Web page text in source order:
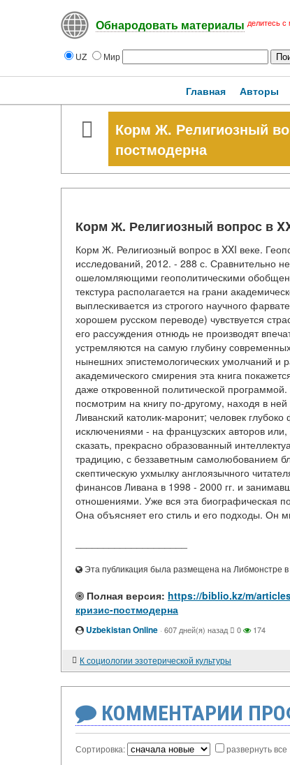
Обнародовать материалы делитесь с
UZ Мир
Главная Авторы
Корм Ж. Религиозный
постмодерна
Корм Ж. Религиозный вопрос в
Корм Ж. Религиозный вопрос в XXI веке.
исследований, 2012. - 288 с.
ошеломляющими геополитическими
текстура располагается на грани
выплескивается из строгого научного
хорошем русском переводе) чувствуется
его рассуждения отнюдь не производят
устремляются на самую глубину
нынешних эпистемологических умолчаний и
академического смирения эта книга
даже откровенной политической
посмотрим на книгу по-другому, находя в
Ливанский католик-маронит; человек
исключениями - на французских авторов
сказать, прекрасно образованный
традицию, с беззаветным самолюбованием
скептическую ухмылку англоязычного
финансов Ливана в 1998 - 2000 гг. и
отношениями. Уже вся эта биографическая
Она объясняет его стиль и его подходы. Он
Эта публикация была размещена на Либмонстре в
Полная версия: https://biblio.kz/m/
кризис-постмодерна
Uzbekistan Online · 607 дней(я) назад 0 174
К социологии эзотерической культуры
КОММЕНТАРИИ
Сортировка: развернуть все